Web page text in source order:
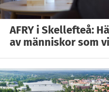
AFRY i Skellefteå:
av människor som